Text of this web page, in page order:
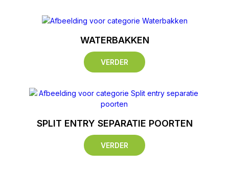
WATERBAKKEN
VERDER
SPLIT ENTRY SEPARATIE POORTEN
VERDER